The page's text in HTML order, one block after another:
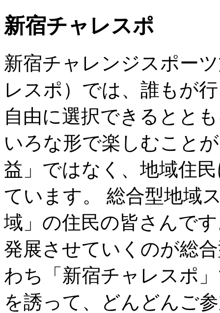
新宿チャレスポ
新宿チャレンジスポー
レスポ）では、誰もが
自由に選択できるとと
いろな形で楽しむこと
益」ではなく、地域住
ています。 総合型地域
域」の住民の皆さんで
発展させていくのが総
わち「新宿チャレスポ
を誘って、どんどんご